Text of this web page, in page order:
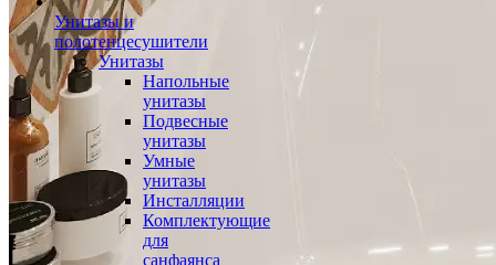
Унитазы и
полотенцесушители
Унитазы
Напольные
унитазы
Подвесные
унитазы
Умные
унитазы
Инсталляции
Комплектующие
для
санфаянса